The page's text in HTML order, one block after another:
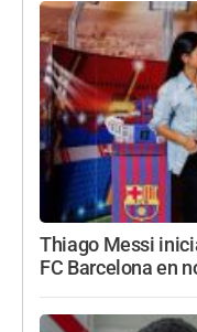
Thiago Messi
FC Barcelona en